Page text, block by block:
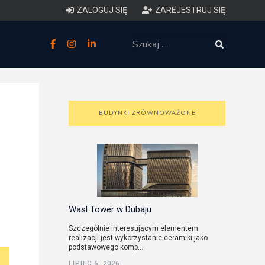
ZALOGUJ SIĘ ZAREJESTRUJ SIĘ
zakres i forma projektu
planowaniu i
przestrzennym
BUDYNKI ZRÓWNOWAŻONE
Wasl Tower w Dubaju
Szczególnie interesującym elementem
realizacji jest wykorzystanie ceramiki jako
podstawowego komp...